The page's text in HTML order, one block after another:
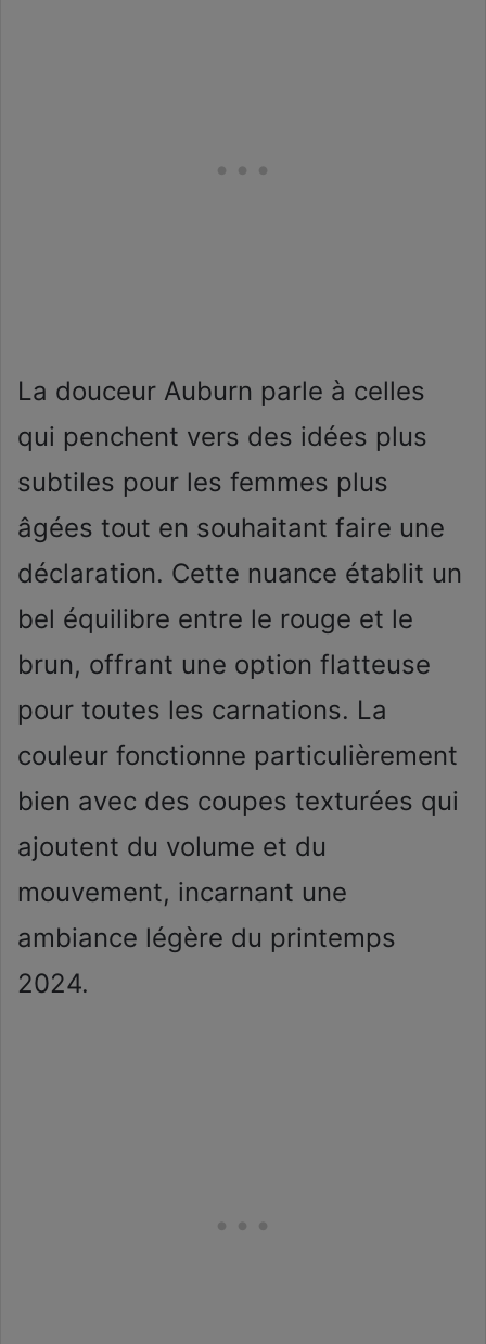
La douceur Auburn parle à celles
qui penchent vers des idées plus
subtiles pour les femmes plus
âgées tout en souhaitant faire une
déclaration. Cette nuance établit un
bel équilibre entre le rouge et le
brun, offrant une option flatteuse
pour toutes les carnations. La
couleur fonctionne particulièrement
bien avec des coupes texturées qui
ajoutent du volume et du
mouvement, incarnant une
ambiance légère du printemps
2024.